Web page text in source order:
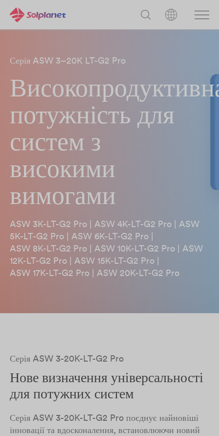
Серія ASW 3–20K LT-G2 Pro
потужність для
систем з
високими
вимогами
ASW 3K-LT-G2 Pro | ASW 4K-LT-G2 Pro | ASW
5K-LT-G2 Pro | ASW 6K-LT-G2 Pro |
ASW 8K-LT-G2 Pro | ASW 10K-LT-G2 Pro | ASW
12K-LT-G2 Pro | ASW 15K-LT-G2 Pro |​
ASW 17K-LT-G2 Pro | ASW 20K-LT-G2 Pro
Серія ASW 3-20K-LT-G2 Pro
Нове визначення універсальності
для потужних систем
Серія ASW 3-20K-LT-G2 Pro поєднує найновіші
інновації та вдосконалення, встановлюючи новий